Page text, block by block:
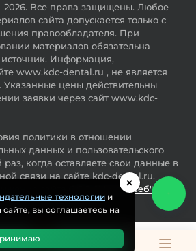
Все права защищены. Любое
сайта допускается только с
правообладателя. При
материалов обязательна
Информация,
www.kdc-dental.ru , не является
Указанные цены действительны
заявки через сайт www.kdc-
политики в отношении
данных и пользовательского
когда оставляете свои данные в
связи на сайте kdc-dental.ru.
ООО "Мастервеб"
×
технологии и
сайте, вы соглашаетесь на